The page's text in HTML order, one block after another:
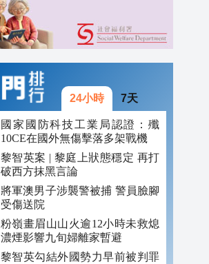
24小時 7天
國家國防科技工業局認證：殲
10CE在國外無傷擊落多架戰機
黎智英案 | 黎庭上狀態穩定 再打
破西方抹黑言論
將軍澳男子涉襲警被捕 警員臉腳
受傷送院
粉嶺畫眉山山火逾12小時未救熄
濃煙影響九旬婦離家暫避
黎智英勾結外國勢力早前被判罪